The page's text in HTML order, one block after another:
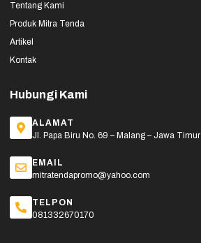
Tentang Kami
Produk Mitra Tenda
Artikel
Kontak
Hubungi Kami
ALAMAT
Jl. Papa Biru No. 69 – Malang – Jawa Timur
EMAIL
mitratendapromo@yahoo.com
TELPON
081332670170